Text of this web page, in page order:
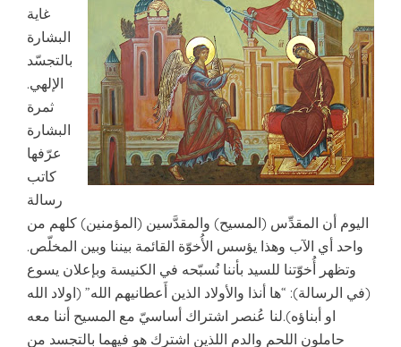
غاية
البشارة
بالتجسّد
الإلهي.
ثمرة
البشارة
عرّفها
كاتب
رسالة
اليوم أن المقدِّس (المسيح) والمقدَّسين (المؤمنين) كلهم من
واحد أي الآب وهذا يؤسس الأُخوّة القائمة بيننا وبين المخلّص.
وتظهر أُخوّتنا للسيد بأننا نُسبّحه في الكنيسة وبإعلان يسوع
(في الرسالة): “ها أنذا والأولاد الذين أَعطانيهم الله” (اولاد الله
او أبناؤه).لنا عُنصر اشتراك أساسيّ مع المسيح أننا معه
حاملون اللحم والدم اللذين اشترك هو فيهما بالتجسد من